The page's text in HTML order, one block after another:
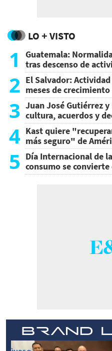
LO + VISTO
1
Guatemala:
tras descenso de
2 El Salvador:
meses de
3 Juan José Gutiérrez
cultura, acuerdos y
4 Kast quiere
más seguro" de
5 Día Internacional de
consumo se